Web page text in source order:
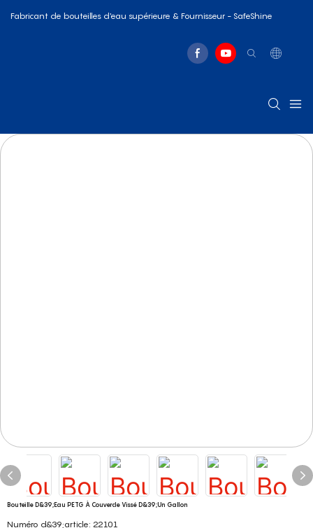
Fabricant de bouteilles d'eau supérieure & Fournisseur - SafeShine
Bouteille D&39;eau PETG À Couvercle Vissé D&39;un Gallon
Numéro d&39;article: 22101